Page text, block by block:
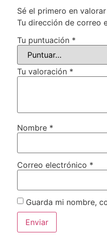
Sé el primero en valorar
Tu dirección de correo
Tu puntuación *
Tu valoración *
Nombre *
Correo electrónico *
Guarda mi nombre,